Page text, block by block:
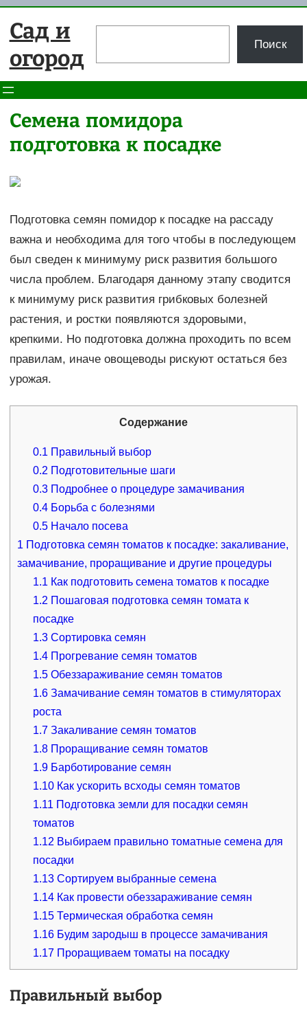
Перейти
Сад и
огород
Поиск
Семена помидора
подготовка к посадке
Подготовка семян помидор к посадке на рассаду
важна и необходима для того чтобы в последующем
был сведен к минимуму риск развития большого
числа проблем. Благодаря данному этапу сводится
к минимуму риск развития грибковых болезней
растения, и ростки появляются здоровыми,
крепкими. Но подготовка должна проходить по всем
правилам, иначе овощеводы рискуют остаться без
урожая.
Содержание
0.1 Правильный выбор
0.2 Подготовительные шаги
0.3 Подробнее о процедуре замачивания
0.4 Борьба с болезнями
0.5 Начало посева
1 Подготовка семян томатов к посадке: закаливание,
замачивание, проращивание и другие процедуры
1.1 Как подготовить семена томатов к посадке
1.2 Пошаговая подготовка семян томата к
посадке
1.3 Сортировка семян
1.4 Прогревание семян томатов
1.5 Обеззараживание семян томатов
1.6 Замачивание семян томатов в стимуляторах
роста
1.7 Закаливание семян томатов
1.8 Проращивание семян томатов
1.9 Барботирование семян
1.10 Как ускорить всходы семян томатов
1.11 Подготовка земли для посадки семян
томатов
1.12 Выбираем правильно томатные семена для
посадки
1.13 Сортируем выбранные семена
1.14 Как провести обеззараживание семян
1.15 Термическая обработка семян
1.16 Будим зародыш в процессе замачивания
1.17 Проращиваем томаты на посадку
Правильный выбор